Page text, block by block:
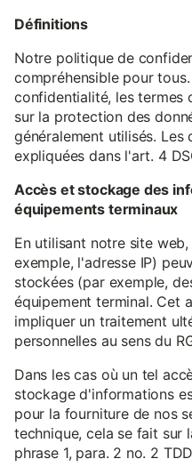
Définitions
Notre politique de
compréhensible pour
confidentialité, les termes
sur la protection des
généralement utilisés.
expliquées dans l'art. 4
Accès et stockage des
équipements terminaux
En utilisant notre site
exemple, l'adresse IP)
stockées (par exemple,
équipement terminal. Cet
impliquer un traitement
personnelles au sens du
Dans les cas où un tel
stockage d'informations
pour la fourniture de nos
technique, cela se fait sur
phrase 1, para. 2 no. 2